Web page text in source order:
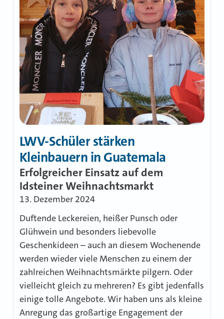
LWV-Schüler stärken
Kleinbauern in Guatemala
Erfolgreicher Einsatz auf dem
Idsteiner Weihnachtsmarkt
13. Dezember 2024
Duftende Leckereien, heißer Punsch oder
Glühwein und besonders liebevolle
Geschenkideen – auch an diesem Wochenende
werden wieder viele Menschen zu einem der
zahlreichen Weihnachtsmärkte pilgern. Oder
vielleicht gleich zu mehreren? Es gibt jedenfalls
einige tolle Angebote. Wir haben uns als kleine
Anregung das großartige Engagement der